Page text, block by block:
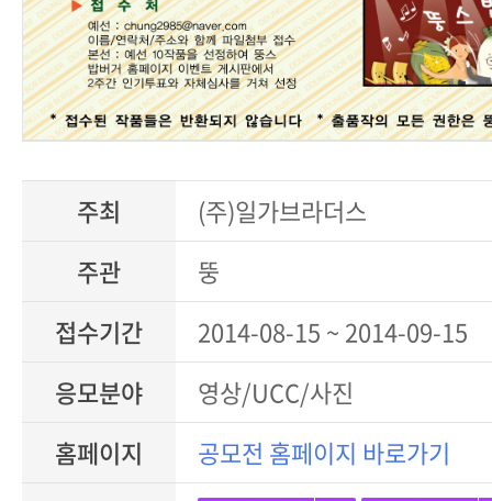
주최
(주)일가브라더스
주관
뚱
접수기간
2014-08-15 ~ 2014-09-15
응모분야
영상/UCC/사진
홈페이지
공모전 홈페이지 바로가기